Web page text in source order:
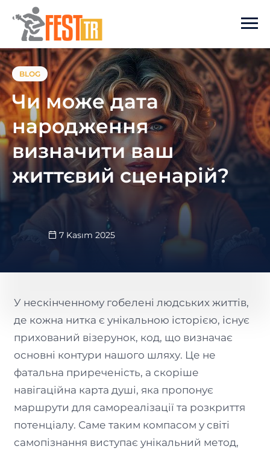
Ana içeriğe atla
BLOG
Чи може дата
народження
визначити ваш
життєвий сценарій?
7 Kasım 2025
У нескінченному гобелені людських життів,
де кожна нитка є унікальною історією, існує
прихований візерунок, код, що визначає
основні контури нашого шляху. Це не
фатальна приреченість, а скоріше
навігаційна карта душі, яка пропонує
маршрути для самореалізації та розкриття
потенціалу. Саме таким компасом у світі
самопізнання виступає унікальний метод,